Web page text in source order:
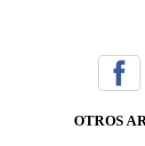
OTROS